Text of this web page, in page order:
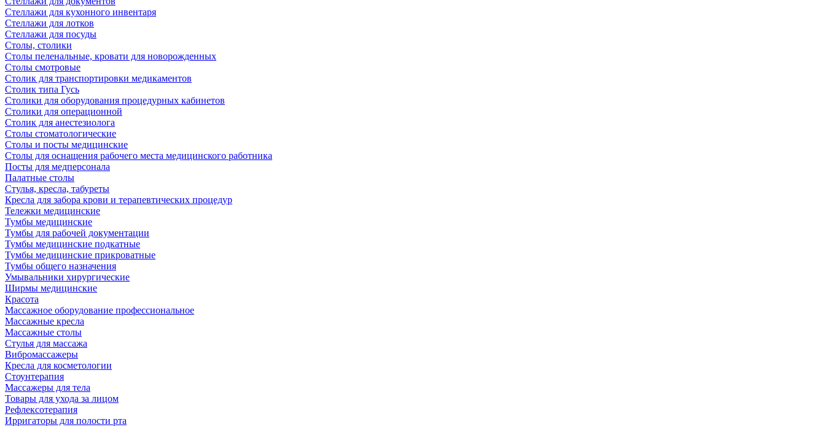
Стеллажи для кухонного инвентаря
Стеллажи для лотков
Стеллажи для посуды
Столы, столики
Столы пеленальные, кровати для новорожденных
Столы смотровые
Столик для транспортировки медикаментов
Столик типа Гусь
Столики для оборудования процедурных кабинетов
Столики для операционной
Столик для анестезиолога
Столы стоматологические
Столы и посты медицинские
Столы для оснащения рабочего места медицинского работника
Посты для медперсонала
Палатные столы
Стулья, кресла, табуреты
Кресла для забора крови и терапевтических процедур
Тележки медицинские
Тумбы медицинские
Тумбы для рабочей документации
Тумбы медицинские подкатные
Тумбы медицинские прикроватные
Тумбы общего назначения
Умывальники хирургические
Ширмы медицинские
Красота
Массажное оборудование профессиональное
Массажные кресла
Массажные столы
Стулья для массажа
Вибромассажеры
Кресла для косметологии
Стоунтерапия
Массажеры для тела
Товары для ухода за лицом
Рефлексотерапия
Ирригаторы для полости рта